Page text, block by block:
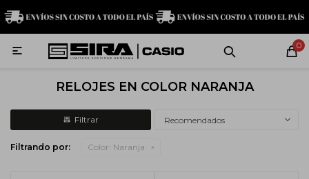
0

RELOJES EN COLOR NARANJA
Recomendados
Filtrando por: Color: Naranja
MI CUENTA
Relojes Servicio técnico Contacto
G-Shock